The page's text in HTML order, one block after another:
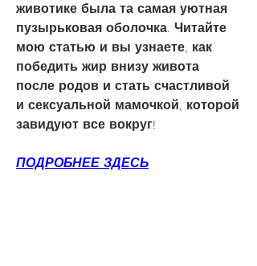
животике была та самая уютная
пузырьковая оболочка. Читайте
мою статью и вы узнаете, как
победить жир внизу живота
после родов и стать счастливой
и сексуальной мамочкой, которой
завидуют все вокруг!
ПОДРОБНЕЕ ЗДЕСЬ